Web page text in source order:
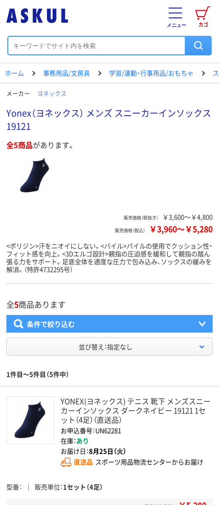
カゴ
メニュー
ホーム 事務用品/文房具 学習/運動・行事用品/おもちゃ
メーカー ヨネックス
Yonex（ヨネックス） メンズ スニーカーインソックス
19121
全5商品があります。
販売価格（税抜き） ￥3,600～￥4,800
販売価格（税込） ￥3,960～￥5,280
<ポリジン>汗をニオイにしない。<パイル>パイルの使用でクッション性・
フィット感を向上。<3Dエルゴ設計>親指の圧迫感を緩和して親指の踏ん
張る力をサポート。足底全体を適度な圧力で包み込み、ソックスの緩みを
解消。（特許4732295号）
全5商品あります
条件で絞り込む
並び替え：指定なし
1件目～5件目（5件中）
YONEX(ヨネックス) テニス 靴下 メンズスニー
カーインソックス ダークネイビー 19121 1セ
ット（4足）（直送品）
お申込番号：UN62281
在庫：あり
お届け日：8月25日（火）
直送品 スポーツ用品物流センターからお届け
型番 販売単位 1セット（4足）